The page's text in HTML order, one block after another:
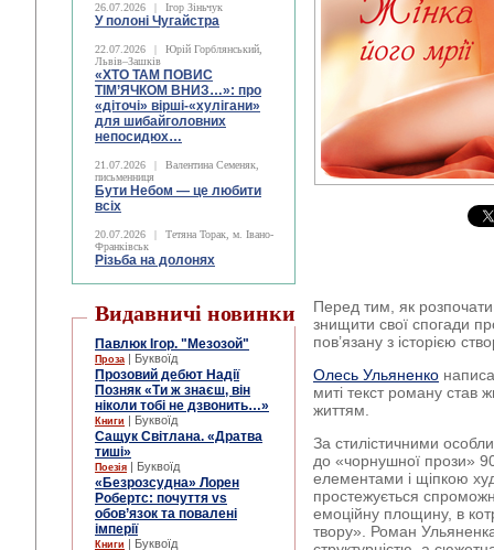
26.07.2026 | Ігор Зіньчук
У полоні Чугайстра
22.07.2026 |
Юрій Горблянський,
Львів–Зашків
«ХТО ТАМ ПОВИС
ТІМ’ЯЧКОМ ВНИЗ…»: про
«діточі» вірші-«хулігани»
для шибайголовних
непосидюх…
21.07.2026 |
Валентина Семеняк,
письменниця
Бути Небом ― це любити
всіх
20.07.2026 |
Тетяна Торак, м. Івано-
Франківськ
Різьба на долонях
Видавничі новинки
Павлюк Ігор. "Мезозой"
Проза | Буквоїд
Прозовий дебют Надії
Позняк «Ти ж знаєш, він
ніколи тобі не дзвонить…»
Книги | Буквоїд
Сащук Світлана. «Дратва
тиші»
Поезія | Буквоїд
«Безрозсудна» Лорен
Робертс: почуття vs
обов’язок та повалені
імперії
Книги | Буквоїд
Перед тим, як розпочати
знищити свої спогади
пов’язану з історією
Олесь Ульяненко
миті текст роману став
життям.
За стилістичними
до «чорнушної прози»
елементами і щіпкою
простежується
емоційну площину, в
твору». Роман